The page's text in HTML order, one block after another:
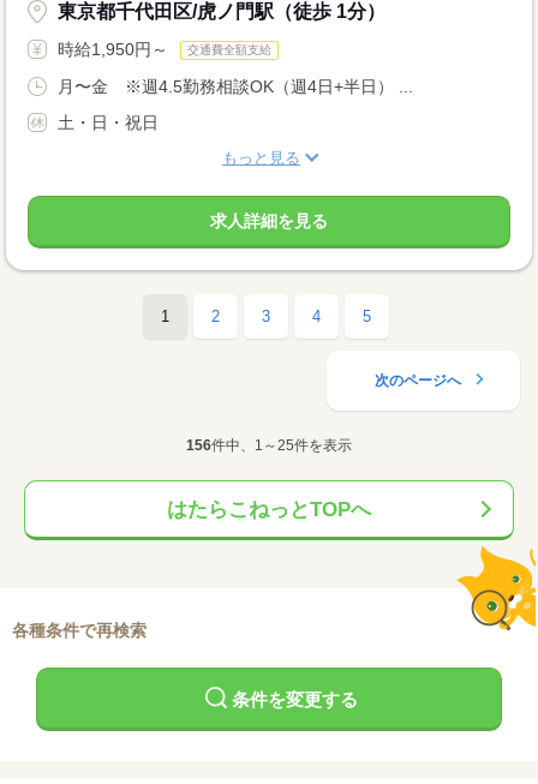
東京都千代田区/虎ノ門駅（徒歩 1分）
時給1,950円～ 交通費全額支給
月〜金 ※週4.5勤務相談OK（週4日+半日） ...
土・日・祝日
もっと見る
求人詳細を見る
1 2 3 4 5
次のページへ
156件中、1～25件を表示
はたらこねっとTOPへ
各種条件で再検索
条件を変更する